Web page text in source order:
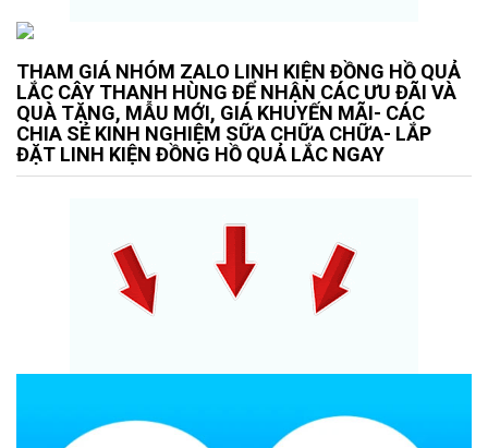
THAM GIÁ NHÓM ZALO LINH KIỆN ĐỒNG HỒ QUẢ
LẮC CÂY THANH HÙNG ĐỂ NHẬN CÁC ƯU ĐÃI VÀ
QUÀ TẶNG, MẪU MỚI, GIÁ KHUYẾN MÃI- CÁC
CHIA SẺ KINH NGHIỆM SỮA CHỮA CHỮA- LẮP
ĐẶT LINH KIỆN ĐỒNG HỒ QUẢ LẮC NGAY